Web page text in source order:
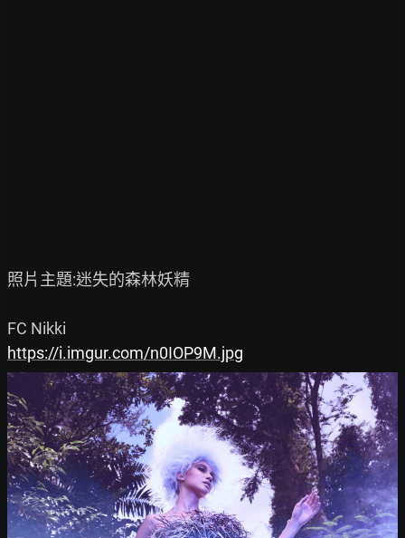
照片主題:迷失的森林妖精
https://i.imgur.com/n0IOP9M.jpg